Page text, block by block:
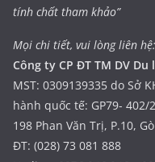
tính chất tham khảo”
Mọi chi tiết, vui lòng liên hệ:
Công ty CP ĐT TM DV
MST: 0309139335 do Sở
hành quốc tế: GP79- 402/
198 Phan Văn Trị, P.10,
ĐT: (028) 73 081 888